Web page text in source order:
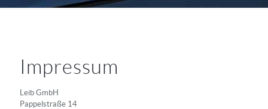
Impressum
Leib GmbH
Pappelstraße 14